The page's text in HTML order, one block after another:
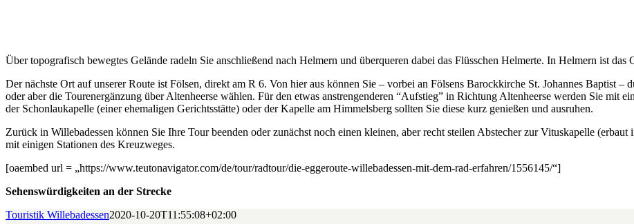
Über topografisch bewegtes Gelände radeln Sie anschließend nach Helmern und überqueren dabei das Flüsschen Helmerte. In Helmern ist
Der nächste Ort auf unserer Route ist Fölsen, direkt am R 6. Von hier aus können Sie – vorbei an Fölsens Barockkirche St. Johannes Baptist –
oder aber die Tourenergänzung über Altenheerse wählen. Für den etwas anstrengenderen “Aufstieg” in Richtung Altenheerse werden Sie mit
der Schonlaukapelle (einer ehemaligen Gerichtsstätte) oder der Kapelle am Himmelsberg sollten Sie diese kurz genießen und ausruhen.
Zurück in Willebadessen können Sie Ihre Tour beenden oder zunächst noch einen kleinen, aber recht steilen Abstecher zur Vituskapelle
mit einigen Stationen des Kreuzweges.
[oaembed url = „https://www.teutonavigator.com/de/tour/radtour/die-eggeroute-willebadessen-mit-dem-rad-erfahren/1556145/“]
Sehenswürdigkeiten an der Strecke
Touristik Willebadessen2020-10-20T11:55:08+02:00